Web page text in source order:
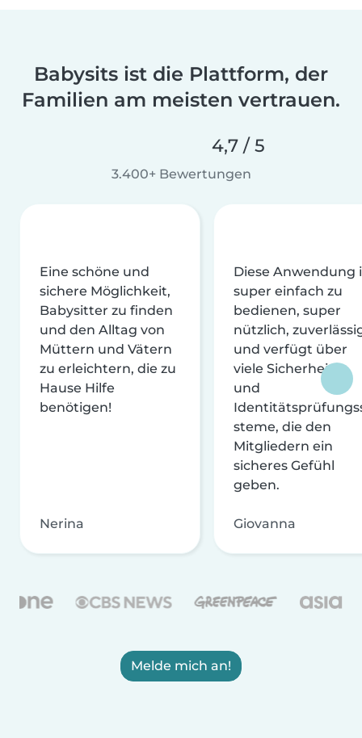
Babysits ist die Plattform, der
Familien am meisten vertrauen.
4,7 / 5
3.400+ Bewertungen
Eine schöne und
sichere Möglichkeit,
Babysitter zu finden
und den Alltag von
Müttern und Vätern
zu erleichtern, die zu
Hause Hilfe
benötigen!
Nerina
Diese Anwendung
super einfach zu
bedienen, super
nützlich,
und verfügt über
viele Sicherheits-
und
steme, die den
Mitgliedern ein
sicheres Gefühl
geben.
Giovanna
Melde mich an!